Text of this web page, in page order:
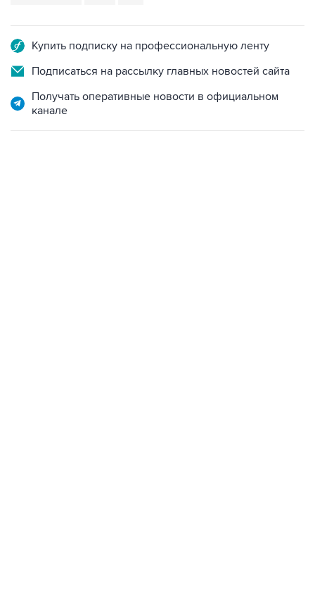
Купить подписку на профессиональную ленту
Подписаться на рассылку главных новостей сайта
Получать оперативные новости в официальном
канале